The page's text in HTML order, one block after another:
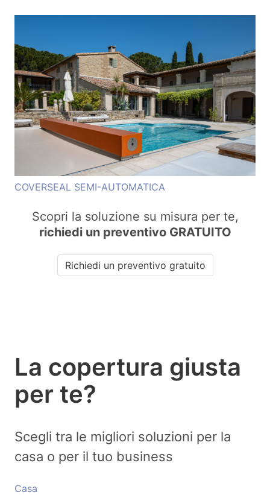
COVERSEAL SEMI-AUTOMATICA
Scopri la soluzione su misura per te,
richiedi un preventivo GRATUITO
Richiedi un preventivo gratuito
La copertura giusta
per te?
Scegli tra le migliori soluzioni per la
casa o per il tuo business
Casa